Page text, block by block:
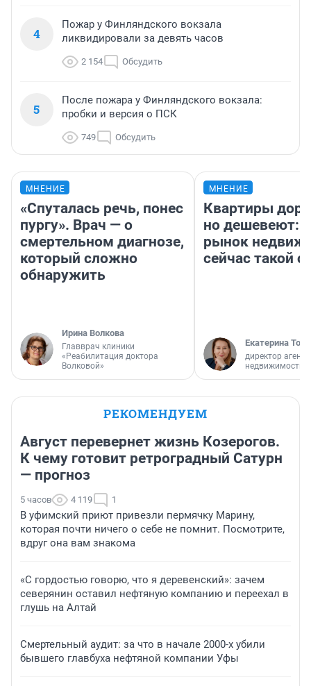
4
Пожар у Финляндского вокзала
ликвидировали за девять часов
2 154 Обсудить
5
После пожара у Финляндского вокзала:
пробки и версия о ПСК
749 Обсудить
МНЕНИЕ
«Спуталась речь, понес
пургу». Врач — о
смертельном диагнозе,
который сложно
обнаружить
Ирина Волкова
Главврач клиники
«Реабилитация доктора
Волковой»
МНЕНИЕ
Квартиры
но дешевеют:
рынок
сейчас такой
Екатерина
директор
недвижимости
РЕКОМЕНДУЕМ
Август перевернет жизнь Козерогов.
К чему готовит ретроградный Сатурн
— прогноз
5 часов 4 119 1
В уфимский приют привезли пермячку Марину,
которая почти ничего о себе не помнит. Посмотрите,
вдруг она вам знакома
«С гордостью говорю, что я деревенский»: зачем
северянин оставил нефтяную компанию и переехал в
глушь на Алтай
Смертельный аудит: за что в начале 2000-х убили
бывшего главбуха нефтяной компании Уфы